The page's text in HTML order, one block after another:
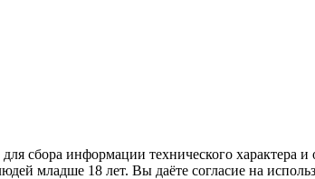
сбора информации технического характера
младше 18 лет. Вы даёте согласие на